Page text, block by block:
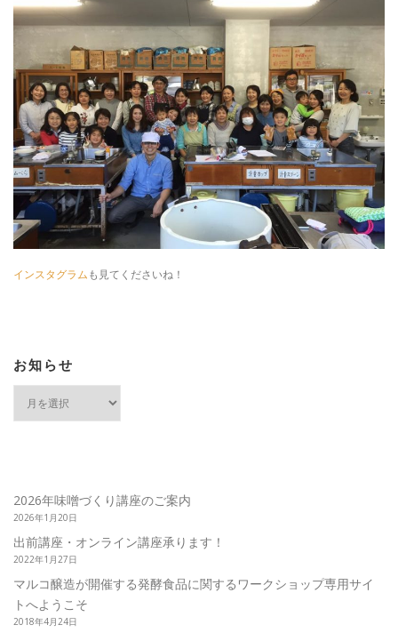
インスタグラムも見てくださいね！
お知らせ
2026年味噌づくり講座のご案内
2026年1月20日
出前講座・オンライン講座承ります！
2022年1月27日
マルコ醸造が開催する発酵食品に関するワークショップ専用サイ
トへようこそ
2018年4月24日